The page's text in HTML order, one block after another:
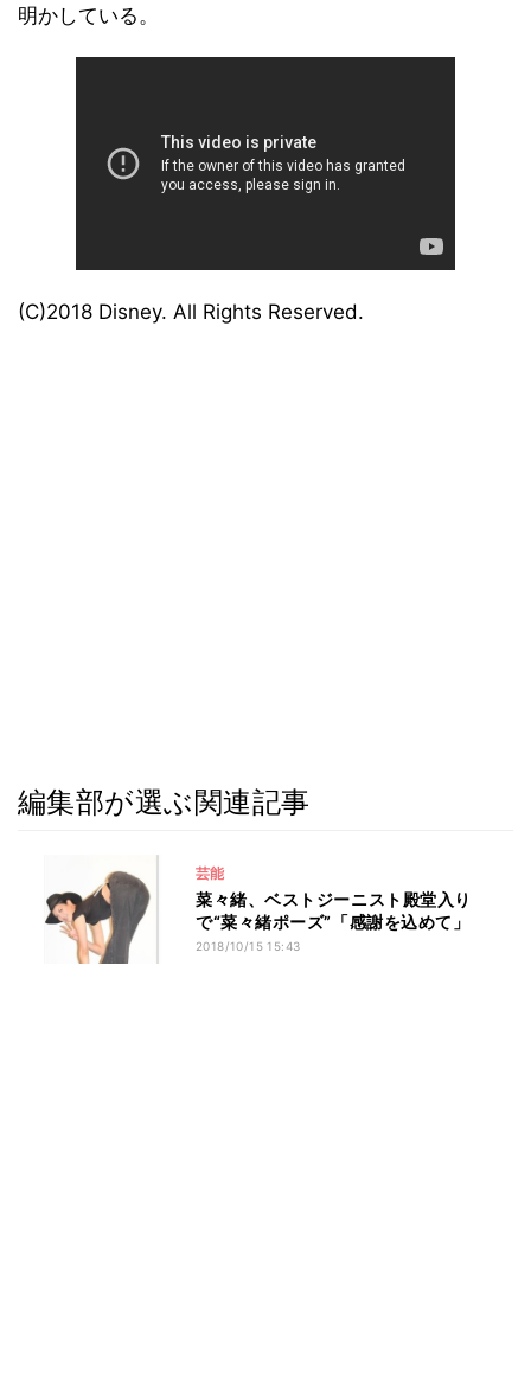
明かしている。
(C)2018 Disney. All Rights Reserved.
編集部が選ぶ関連記事
芸能
菜々緒、ベストジーニスト殿堂入り
で“菜々緒ポーズ”「感謝を込めて」
2018/10/15 15:43